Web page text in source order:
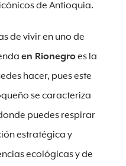
de Antioquia.
de vivir en uno de
en Rionegroes la
hacer, pues este
se caracteriza
puedes respirar
estratégica y
ecológicas y de